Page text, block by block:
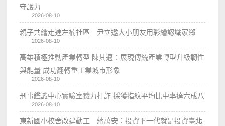
守護力
2026-08-10
親子共繪走進左楠社區 尹立邀大小朋友用彩繪認識家鄉
2026-08-10
高雄積極推動產業轉型 陳其邁：展現傳統產業轉型升級韌性
與能量 成功翻轉重工業城市形象
2026-08-10
刑事鑑識中心實驗室戮力打詐 採獲指紋平均比中率達六成八
2026-08-10
東新國小校舍改建動工 蔣萬安：投資下一代就是投資臺北